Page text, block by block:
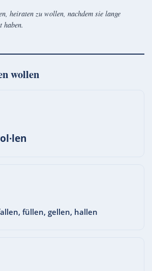
heiraten zu wollen, nachdem sie lange
haben.
wollen
füllen, gellen, hallen